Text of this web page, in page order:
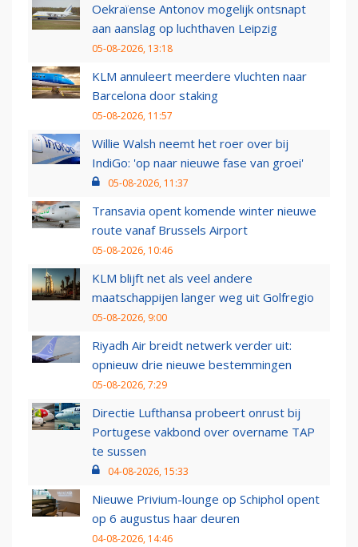
Oekraïense Antonov mogelijk ontsnapt
aan aanslag op luchthaven Leipzig
05-08-2026, 13:18
KLM annuleert meerdere vluchten naar
Barcelona door staking
05-08-2026, 11:57
Willie Walsh neemt het roer over bij
IndiGo: 'op naar nieuwe fase van groei'
05-08-2026, 11:37
Transavia opent komende winter nieuwe
route vanaf Brussels Airport
05-08-2026, 10:46
KLM blijft net als veel andere
maatschappijen langer weg uit Golfregio
05-08-2026, 9:00
Riyadh Air breidt netwerk verder uit:
opnieuw drie nieuwe bestemmingen
05-08-2026, 7:29
Directie Lufthansa probeert onrust bij
Portugese vakbond over overname TAP
te sussen
04-08-2026, 15:33
Nieuwe Privium-lounge op Schiphol opent
op 6 augustus haar deuren
04-08-2026, 14:46